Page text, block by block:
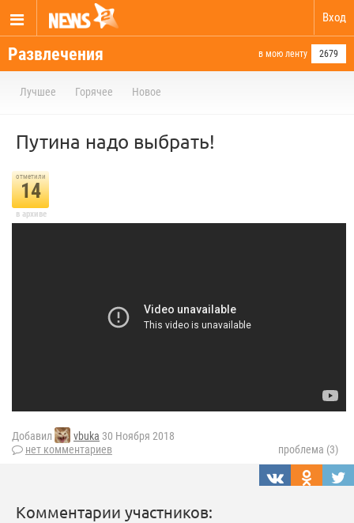
Вход
Развлечения в мою ленту 2679
Лучшее Горячее Новое
Путина надо выбрать!
отметили
14
в архиве
Добавил vbuka 30 Ноября 2018
нет комментариев
проблема (3)
Комментарии участников: